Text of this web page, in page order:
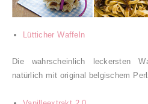
Lütticher Waffeln
Die wahrscheinlich leckersten
natürlich mit original belgischem